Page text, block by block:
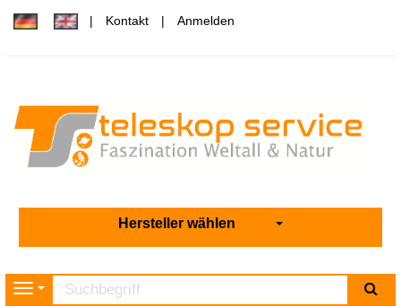
Kontakt Anmelden
Hersteller wählen
Navigation